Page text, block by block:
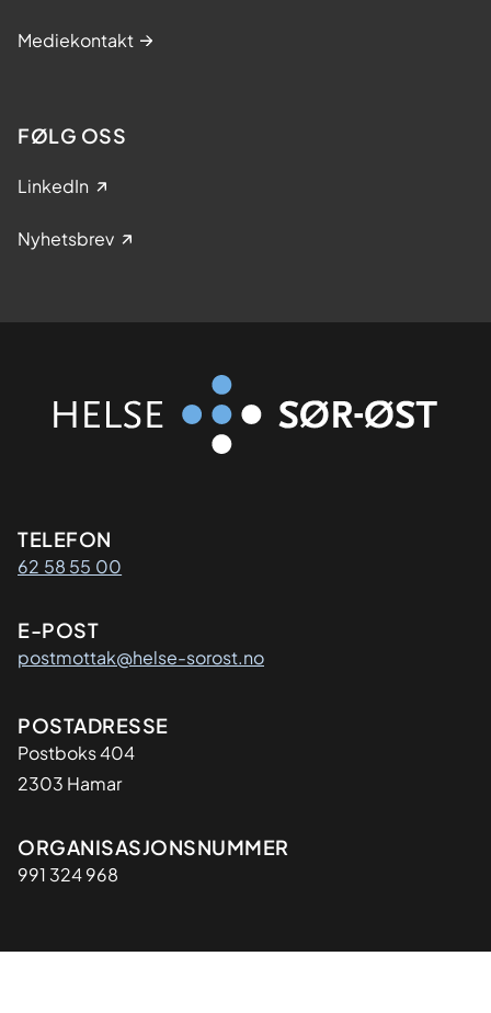
Mediekontakt
FØLG OSS
LinkedIn
Nyhetsbrev
Kontaktinformasjon
TELEFON
62 58 55 00
E-POST
postmottak@helse-sorost.no
Adresse
POSTADRESSE
Postboks 404
2303 Hamar
Organisasjon
ORGANISASJONSNUMMER
991 324 968